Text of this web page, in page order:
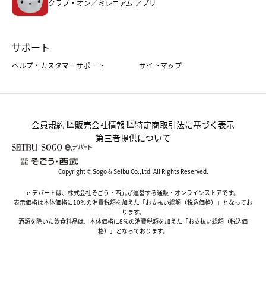
クラブ・オン／ミレニアム アプリ
サポート
ヘルプ・カスタマーサポート サイトマップ
会員規約 販売会社情報
特定商取引法に基づく表示
第三者提供について
Copyright © Sogo & Seibu Co.,Ltd. All Rights Reserved.
e.デパートは、株式会社そごう・西武が運営する通販・オンラインストアです。
表示価格は本体価格に10％の消費税額を加えた「お支払い総額（税込価格）」となってお
ります。
酒類を除いた飲食料品は、本体価格に8％の消費税額を加えた「お支払い総額（税込価
格）」となっております。